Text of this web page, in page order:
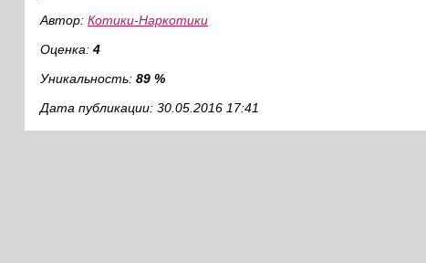
Автор: Котики-Наркотики
Оценка: 4
Уникальность: 89 %
Дата публикации: 30.05.2016 17:41